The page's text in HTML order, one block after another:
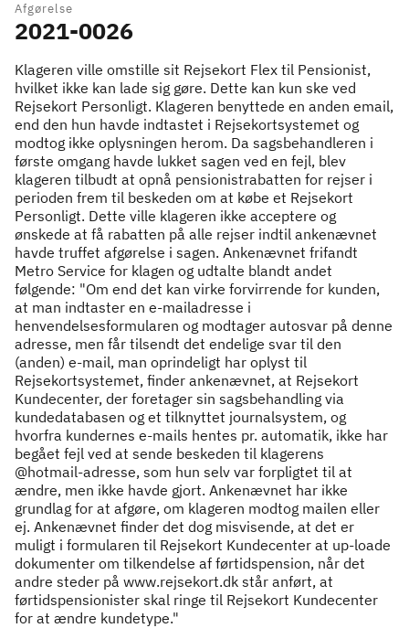
Afgørelse
2021-0026
Klageren ville omstille sit Rejsekort Flex til Pensionist,
hvilket ikke kan lade sig gøre. Dette kan kun ske ved
Rejsekort Personligt. Klageren benyttede en anden email,
end den hun havde indtastet i Rejsekortsystemet og
modtog ikke oplysningen herom. Da sagsbehandleren i
første omgang havde lukket sagen ved en fejl, blev
klageren tilbudt at opnå pensionistrabatten for rejser i
perioden frem til beskeden om at købe et Rejsekort
Personligt. Dette ville klageren ikke acceptere og
ønskede at få rabatten på alle rejser indtil ankenævnet
havde truffet afgørelse i sagen. Ankenævnet frifandt
Metro Service for klagen og udtalte blandt andet
følgende: "Om end det kan virke forvirrende for kunden,
at man indtaster en e-mailadresse i
henvendelsesformularen og modtager autosvar på denne
adresse, men får tilsendt det endelige svar til den
(anden) e-mail, man oprindeligt har oplyst til
Rejsekortsystemet, finder ankenævnet, at Rejsekort
Kundecenter, der foretager sin sagsbehandling via
kundedatabasen og et tilknyttet journalsystem, og
hvorfra kundernes e-mails hentes pr. automatik, ikke har
begået fejl ved at sende beskeden til klagerens
@hotmail-adresse, som hun selv var forpligtet til at
ændre, men ikke havde gjort. Ankenævnet har ikke
grundlag for at afgøre, om klageren modtog mailen eller
ej. Ankenævnet finder det dog misvisende, at det er
muligt i formularen til Rejsekort Kundecenter at up-loade
dokumenter om tilkendelse af førtidspension, når det
andre steder på www.rejsekort.dk står anført, at
førtidspensionister skal ringe til Rejsekort Kundecenter
for at ændre kundetype."